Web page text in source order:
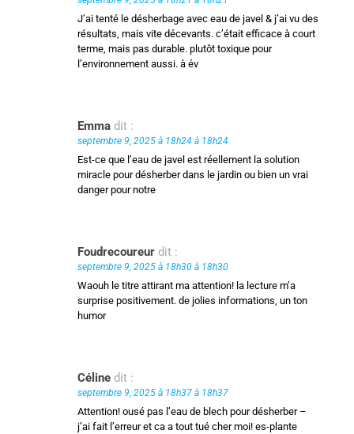
J’ai tenté le désherbage avec eau de javel & j’ai vu des
résultats, mais vite décevants. c’était efficace à court
terme, mais pas durable. plutôt toxique pour
l’environnement aussi. à év
Emma dit :
septembre 9, 2025 à 18h24 à 18h24
Est-ce que l’eau de javel est réellement la solution
miracle pour désherber dans le jardin ou bien un vrai
danger pour notre
Foudrecoureur dit :
septembre 9, 2025 à 18h30 à 18h30
Waouh le titre attirant ma attention! la lecture m’a
surprise positivement. de jolies informations, un ton
humor
Céline dit :
septembre 9, 2025 à 18h37 à 18h37
Attention! ousé pas l’eau de blech pour désherber –
j’ai fait l’erreur et ca a tout tué cher moi! es-plante